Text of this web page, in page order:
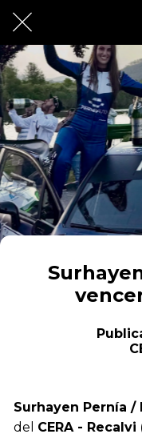
Surhayen Pernía /
del CERA -